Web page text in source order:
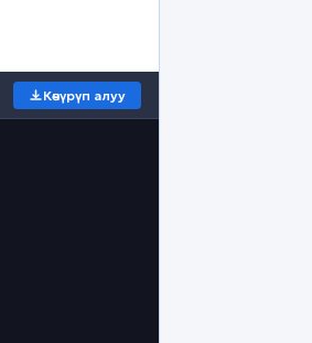
Көчүрүп алуу